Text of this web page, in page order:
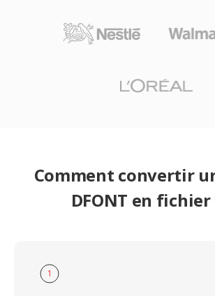
Comment convertir
DFONT en fichier
1